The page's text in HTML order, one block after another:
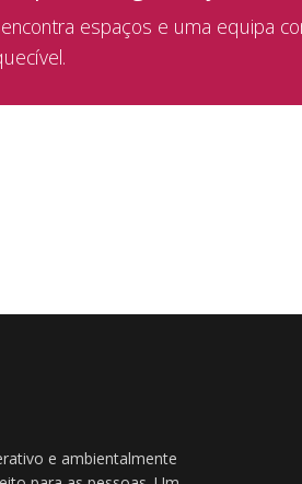
espaços e uma equipa
e ambientalmente